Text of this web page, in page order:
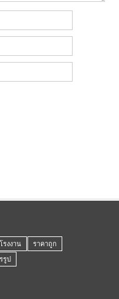
รงงาน ราคาถูก
รูป